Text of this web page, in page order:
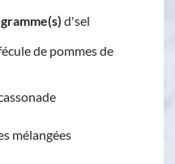
d'sel
de pommes de
mélangées